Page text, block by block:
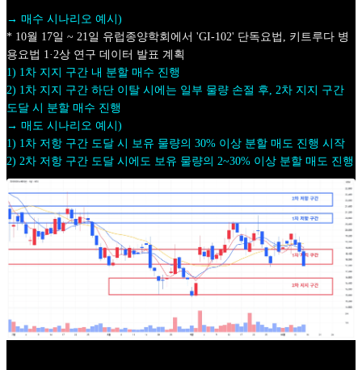
→ 매수 시나리오 예시)
* 10월 17일 ~ 21일 유럽종양학회에서 'GI-102' 단독요법, 키트루다 병
용요법 1·2상 연구 데이터 발표 계획
1) 1차 지지 구간 내 분할 매수 진행
2) 1차 지지 구간 하단 이탈 시에는 일부 물량 손절 후, 2차 지지 구간
도달 시 분할 매수 진행
→ 매도 시나리오 예시)
1) 1차 저항 구간 도달 시 보유 물량의 30% 이상 분할 매도 진행 시작
2) 2차 저항 구간 도달 시에도 보유 물량의 2~30% 이상 분할 매도 진행